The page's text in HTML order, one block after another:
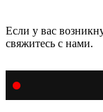
Если у вас
свяжитесь с нами.